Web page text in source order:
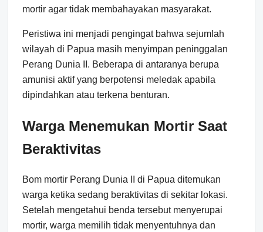
mortir agar tidak membahayakan masyarakat.
Peristiwa ini menjadi pengingat bahwa sejumlah
wilayah di Papua masih menyimpan peninggalan
Perang Dunia II. Beberapa di antaranya berupa
amunisi aktif yang berpotensi meledak apabila
dipindahkan atau terkena benturan.
Warga Menemukan Mortir Saat
Beraktivitas
Bom mortir Perang Dunia II di Papua ditemukan
warga ketika sedang beraktivitas di sekitar lokasi.
Setelah mengetahui benda tersebut menyerupai
mortir, warga memilih tidak menyentuhnya dan